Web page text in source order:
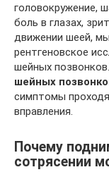
головокружение,
боль в глазах,
движении шеей,
рентгеновское
шейных позвонков.
шейных
симптомы
вправления.
Почему
сотрясении